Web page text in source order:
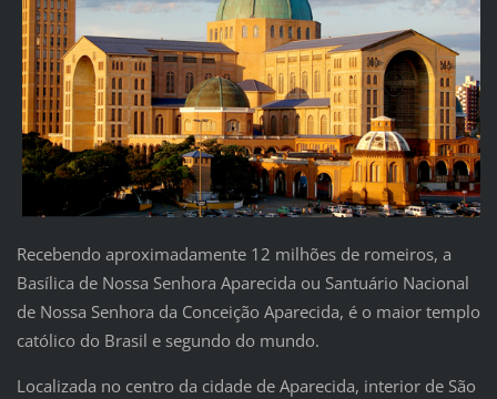
Recebendo aproximadamente 12 milhões de romeiros, a
Basílica de Nossa Senhora Aparecida ou Santuário Nacional
de Nossa Senhora da Conceição Aparecida, é o maior templo
católico do Brasil e segundo do mundo.
Localizada no centro da cidade de Aparecida, interior de São